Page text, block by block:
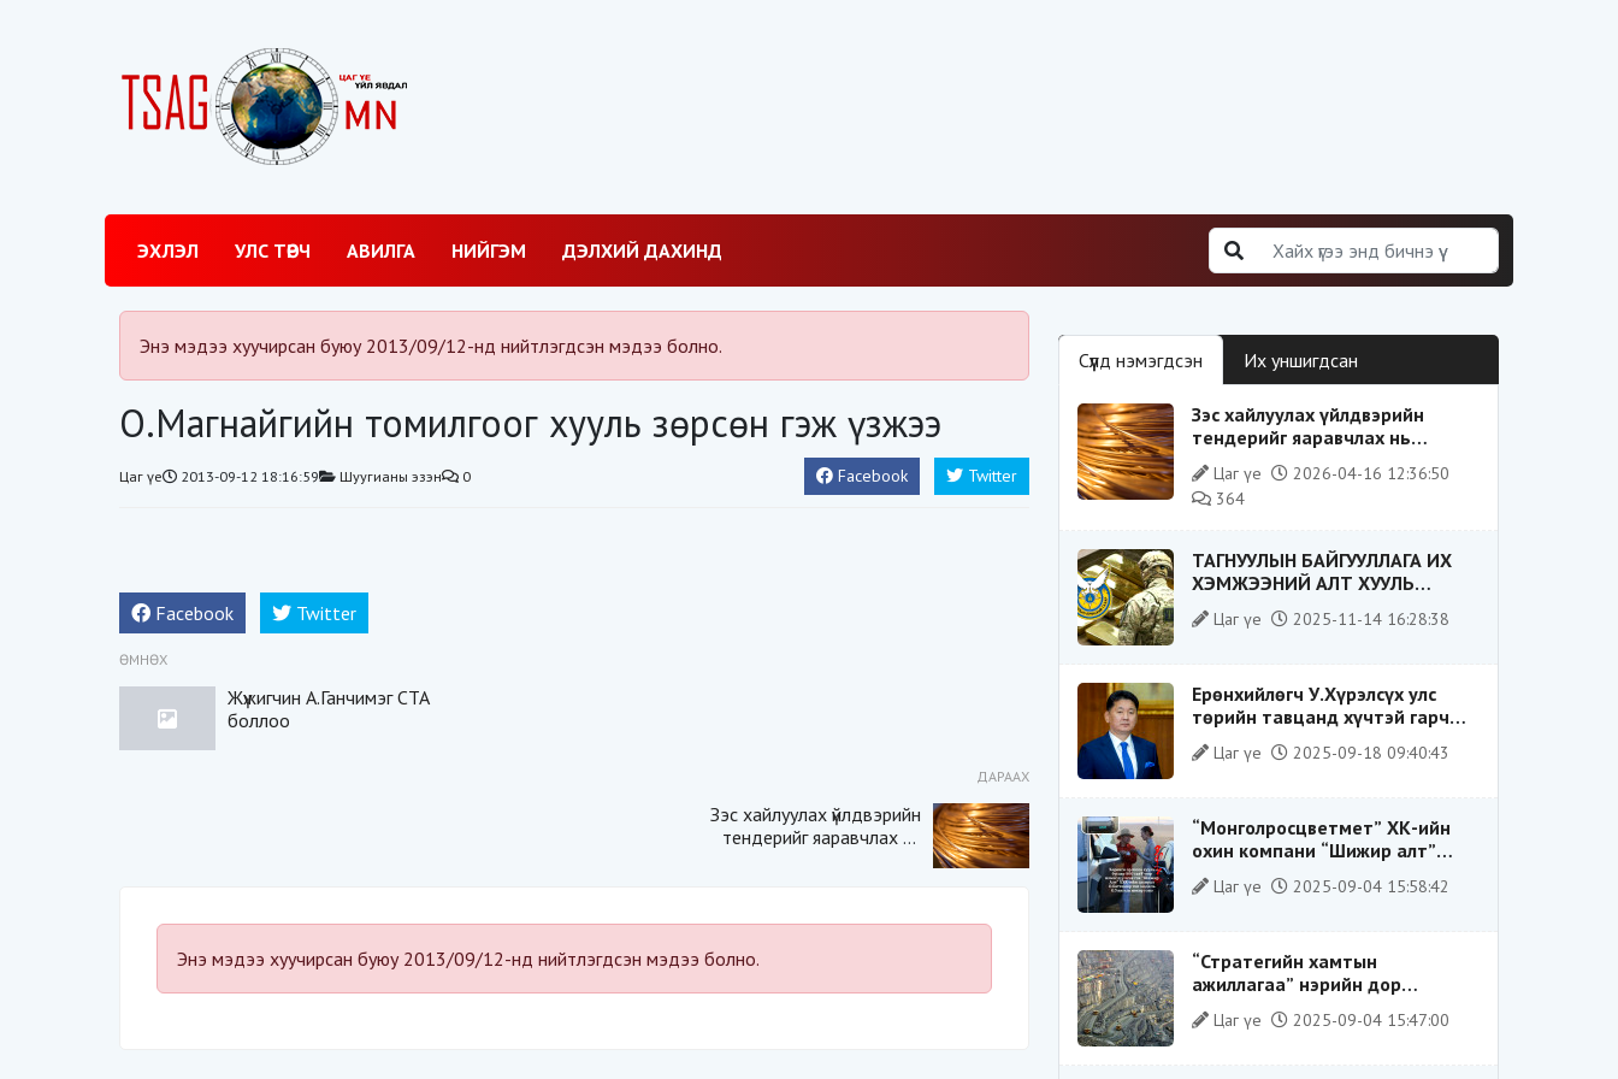
ЭХЛЭЛ УЛС ТӨРЧ АВИЛГА НИЙГЭМ ДЭЛХИЙ ДАХИНД
Энэ мэдээ хуучирсан буюу 2013/09/12-нд нийтлэгдсэн мэдээ болно.
О.Магнайгийн томилгоог хууль зөрсөн гэж үзжээ
Цаг үе 2013-09-12 18:16:59 Шуугианы эзэн 0 Facebook Twitter
Facebook Twitter
ӨМНӨХ
Жүжигчин А.Ганчимэг СТА
боллоо
ДАРААХ
Зэс хайлуулах үйлдвэрийн
тендерийг яаравчлах нь
Энэ мэдээ хуучирсан буюу 2013/09/12-нд нийтлэгдсэн мэдээ болно.
Сүүлд нэмэгдсэн Их уншигдсан
Зэс хайлуулах үйлдвэрийн
тендерийг яаравчлах нь
“Үндэсний аюулгүй байдал“-д
эрсдэлтэй юу?
Цаг үе
2026-04-16 12:36:50
364
ТАГНУУЛЫН БАЙГУУЛЛАГА ИХ
ХЭМЖЭЭНИЙ АЛТ ХУУЛЬ
БУСААР ХИЛЭЭР ГАРГАХ ГЭЖ
БАЙСАН ҮЙЛДЛИЙГ ТАСЛАН
Цаг үе 2025-11-14 16:28:38
Ерөнхийлөгч У.Хүрэлсүх улс
төрийн тавцанд хүчтэй гарч
ирэхдээ өөрийгөө шударга
ёсны төлөө тэмцэгч, “хуучин
таниулсан.
Цаг үе 2025-09-18 09:40:43
“Монголросцветмет” ХК-ийн
охин компани “Шижир алт”
ХХК-ийн Гүйцэтгэх захирлаар
ажиллаж байсан О.Баттөмөрт
Цаг үе 2025-09-04 15:58:42
“Стратегийн хамтын
ажиллагаа” нэрийн дор
“Чимээгүй хөрөнгө хуримтлал”
Цаг үе 2025-09-04 15:47:00